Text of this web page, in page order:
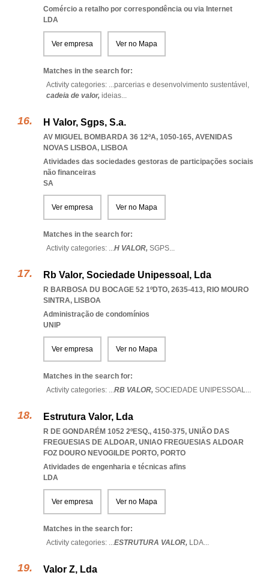
Comércio a retalho por correspondência ou via Internet
LDA
Ver empresa Ver no Mapa
Matches in the search for:
Activity categories: ...parcerias e desenvolvimento sustentável,
cadeia de valor, ideias...
H Valor, Sgps, S.a.
AV MIGUEL BOMBARDA 36 12ºA, 1050-165, AVENIDAS
NOVAS LISBOA, LISBOA
Atividades das sociedades gestoras de participações sociais
não financeiras
SA
Ver empresa Ver no Mapa
Matches in the search for:
Activity categories: ...H VALOR, SGPS...
Rb Valor, Sociedade Unipessoal, Lda
R BARBOSA DU BOCAGE 52 1ºDTO, 2635-413, RIO MOURO
SINTRA, LISBOA
Administração de condomínios
UNIP
Ver empresa Ver no Mapa
Matches in the search for:
Activity categories: ...RB VALOR, SOCIEDADE UNIPESSOAL...
Estrutura Valor, Lda
R DE GONDARÉM 1052 2ºESQ., 4150-375, UNIÃO DAS
FREGUESIAS DE ALDOAR, UNIAO FREGUESIAS ALDOAR
FOZ DOURO NEVOGILDE PORTO, PORTO
Atividades de engenharia e técnicas afins
LDA
Ver empresa Ver no Mapa
Matches in the search for:
Activity categories: ...ESTRUTURA VALOR, LDA...
Valor Z, Lda